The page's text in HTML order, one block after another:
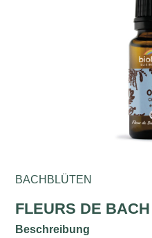
BACHBLÜTEN
FLEURS DE
Beschreibung